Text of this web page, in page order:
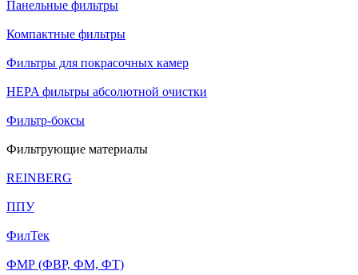
Панельные фильтры
Компактные фильтры
Фильтры для покрасочных камер
HEPA фильтры абсолютной очистки
Фильтр-боксы
Фильтрующие материалы
REINBERG
ППУ
ФилТек
ФМР (ФВР, ФМ, ФТ)